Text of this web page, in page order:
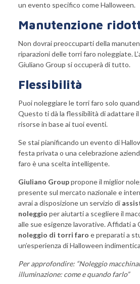
un evento specifico come Halloween.
Manutenzione
Non dovrai preoccuparti della
riparazioni delle torri faro noleggiate.
Giuliano Group si occuperà di tutto.
Flessibilità
Puoi noleggiare le torri faro solo
Questo ti dà la flessibilità di adattare
risorse in base ai tuoi eventi.
Se stai pianificando un evento di
festa privata o una celebrazione
faro è una scelta intelligente.
Giuliano Grouppropone il miglior
presente sul mercato nazionale e
avrai a disposizione un servizio di
noleggio per aiutarti a scegliere il
alle sue esigenze lavorative. Affidati a
noleggio di torri faro e preparati a
un’esperienza di Halloween
Per approfondire: “Noleggio
illuminazione: come e quando farlo”